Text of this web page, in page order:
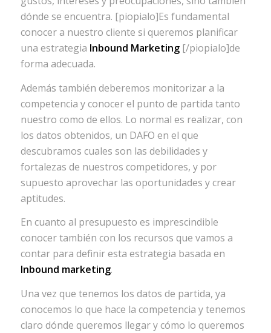
dónde se encuentra. [piopialo]Es fundamental
conocer a nuestro cliente si queremos planificar
una estrategia Inbound Marketing[/piopialo]de
forma adecuada.
Además también deberemos monitorizar a la
competencia y conocer el punto de partida tanto
nuestro como de ellos. Lo normal es realizar, con
los datos obtenidos, un DAFO en el que
descubramos cuales son las debilidades y
fortalezas de nuestros competidores, y por
supuesto aprovechar las oportunidades y crear
aptitudes.
En cuanto al presupuesto es imprescindible
conocer también con los recursos que vamos a
contar para definir esta estrategia basada en
Inbound marketing.
Una vez que tenemos los datos de partida, ya
conocemos lo que hace la competencia y tenemos
claro dónde queremos llegar y cómo lo queremos